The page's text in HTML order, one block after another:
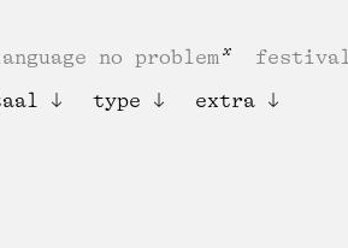
no problem festival
type extra